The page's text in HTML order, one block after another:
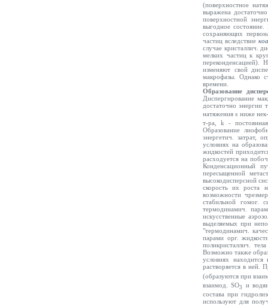
(поверхностное
выражена
поверхностной
выгодное
сохраняющих
частиц вследствие
случае кристаллич.
мелких частиц к
переконденсацией).
изменяют свой
макрофазы. Однако
времени.
Образование
Диспергирование
достаточно энергии
натяженияs ниже
т-ра, k -
Образование
энергетич. затрат,
условиях на
жидкостей
расходуется на
Конденсационный
пересыщенной
высокодисперсной
скорость их роста
возможности
стабильной гомог.
термодинамич.
искусственные
выделяемых при
"термодинамич.
парами орг.
поликристаллич.
Возможно также
условиях
растворяется в ней.
(образуются при
взаимод. SO3
и
состава при
используют для